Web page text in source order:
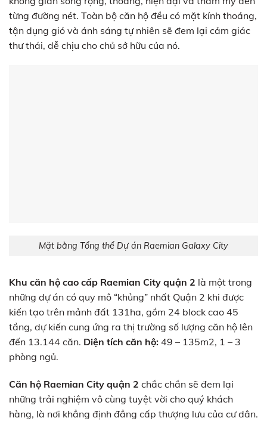
từng đường nét. Toàn bộ căn hộ đều có mặt kính thoáng,
tận dụng gió và ánh sáng tự nhiên sẽ đem lại cảm giác
thư thái, dễ chịu cho chủ sở hữu của nó.
Mặt bằng Tổng thể Dự án Raemian Galaxy City
Khu căn hộ cao cấp Raemian City quận 2 là một trong
những dự án có quy mô “khủng” nhất Quận 2 khi được
kiến tạo trên mảnh đất 131ha, gồm 24 block cao 45
tầng, dự kiến cung ứng ra thị trường số lượng căn hộ lên
đến 13.144 căn. Diện tích căn hộ: 49 – 135m2, 1 – 3
phòng ngủ.
Căn hộ Raemian City quận 2 chắc chắn sẽ đem lại
những trải nghiệm vô cùng tuyệt vời cho quý khách
hàng, là nơi khẳng định đẳng cấp thượng lưu của cư dân.